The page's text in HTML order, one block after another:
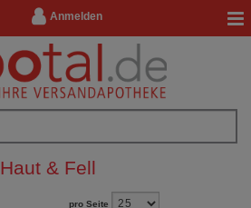
Anmelden
Haut & Fell
pro Seite